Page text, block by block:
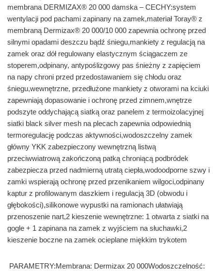
membrana DERMIZAX® 20 000 damska – CECHY:system
wentylacji pod pachami zapinany na zamek,materiał Toray® z
membraną Dermizax® 20 000/10 000 zapewnia ochronę przed
silnymi opadami deszczu bądź śniegu,mankiety z regulacją na
zamek oraz dół regulowany elastycznym ściągaczem ze
stoperem,odpinany, antypoślizgowy pas śnieżny z zapięciem
na napy chroni przed przedostawaniem się chłodu oraz
śniegu,wewnętrzne, przedłużone mankiety z otworami na kciuki
zapewniają dopasowanie i ochronę przed zimnem,wnętrze
podszyte oddychającą siatką oraz panelem z termoizolacyjnej
siatki black silver mesh na plecach zapewnia odpowiednią
termoregulację podczas aktywności,wodoszczelny zamek
główny YKK zabezpieczony wewnętrzną listwą
przeciwwiatrową zakończoną patką chroniącą podbródek
zabezpiecza przed nadmierną utratą ciepła,wodoodporne szwy i
zamki wspierają ochronę przed przenikaniem wilgoci,odpinany
kaptur z profilowanym daszkiem i regulacją 3D (obwodu i
głębokości),silikonowe wypustki na ramionach ułatwiają
przenoszenie nart,2 kieszenie wewnętrzne: 1 otwarta z siatki na
gogle + 1 zapinana na zamek z wyjściem na słuchawki,2
kieszenie boczne na zamek ocieplane miękkim trykotem
PARAMETRY:Membrana: Dermizax 20 000Wodoszczelność: